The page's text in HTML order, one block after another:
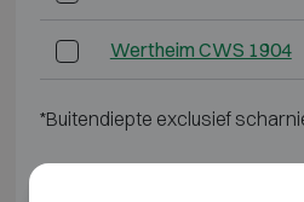
Wertheim CWS 1904
*Buitendiepte exclusief